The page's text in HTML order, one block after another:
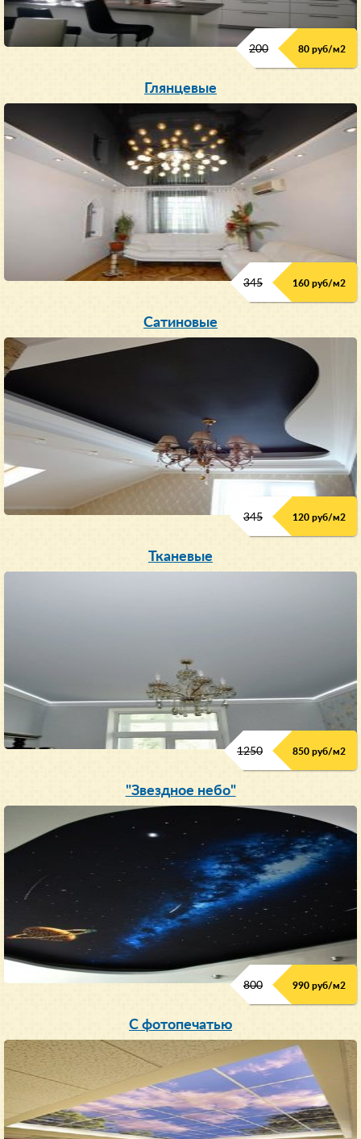
200 80 руб/м2
Глянцевые
345 160 руб/м2
Сатиновые
345 120 руб/м2
Тканевые
1250 850 руб/м2
"Звездное небо"
800 990 руб/м2
С фотопечатью